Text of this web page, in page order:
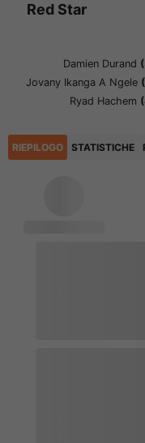
Red Star
Damien Durand
Jovany Ikanga A Ngele
Ryad Hachem
RIEPILOGO STATISTICHE